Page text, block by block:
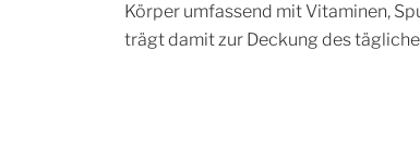
Körper umfassend mit Vitaminen,
trägt damit zur Deckung des